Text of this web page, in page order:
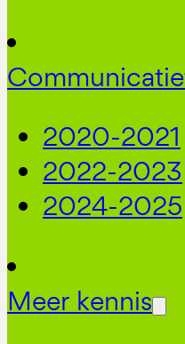
2020-2021
2022-2023
2024-2025
Meer kennis